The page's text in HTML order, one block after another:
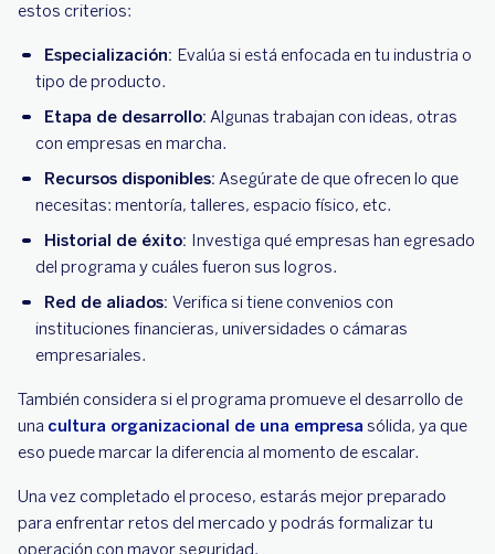
estos criterios:
Especialización: Evalúa si está enfocada en tu industria o
tipo de producto.
Etapa de desarrollo: Algunas trabajan con ideas, otras
con empresas en marcha.
Recursos disponibles: Asegúrate de que ofrecen lo que
necesitas: mentoría, talleres, espacio físico, etc.
Historial de éxito: Investiga qué empresas han egresado
del programa y cuáles fueron sus logros.
Red de aliados: Verifica si tiene convenios con
instituciones financieras, universidades o cámaras
empresariales.
También considera si el programa promueve el desarrollo de
una cultura organizacional de una empresa sólida, ya que
eso puede marcar la diferencia al momento de escalar.
Una vez completado el proceso, estarás mejor preparado
para enfrentar retos del mercado y podrás formalizar tu
operación con mayor seguridad.